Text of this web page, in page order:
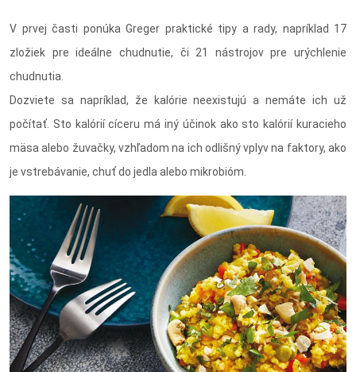
V prvej časti ponúka Greger praktické tipy a rady, napríklad 17
zložiek pre ideálne chudnutie, či 21 nástrojov pre urýchlenie
chudnutia.
Dozviete sa napríklad, že kalórie neexistujú a nemáte ich už
počítať. Sto kalórií cíceru má iný účinok ako sto kalórií kuracieho
mäsa alebo žuvačky, vzhľadom na ich odlišný vplyv na faktory, ako
je vstrebávanie, chuť do jedla alebo mikrobióm.